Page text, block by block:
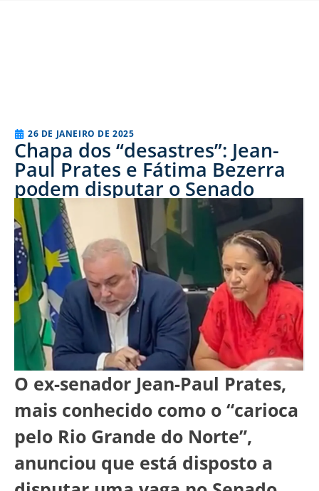
26 DE JANEIRO DE 2025
Chapa dos “desastres”: Jean-
Paul Prates e Fátima Bezerra
podem disputar o Senado
O ex-senador Jean-Paul Prates,
mais conhecido como o “carioca
pelo Rio Grande do Norte”,
anunciou que está disposto a